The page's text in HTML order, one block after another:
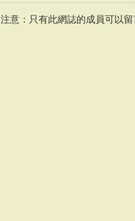
注意：只有此網誌的成員可以